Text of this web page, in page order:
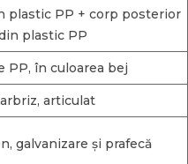
plastic PP + corp posterior
plastic PP
PP, în culoarea bej
articulat
galvanizare și prafecă